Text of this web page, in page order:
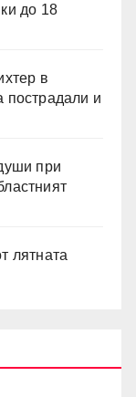
до 18
в
пострадали и
при
лятната